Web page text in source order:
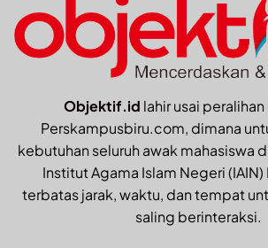
Objektif.id lahir usai
Perskampusbiru.com, dimana
kebutuhan seluruh awak mahasiswa
Institut Agama Islam Negeri
terbatas jarak, waktu, dan tempat
saling berinteraksi.